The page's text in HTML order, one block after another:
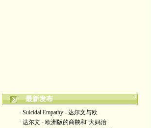
最新发布
· Suicidal Empathy - 达尔文与欧
· 达尔文 - 欧洲版的商鞅和“大妈治